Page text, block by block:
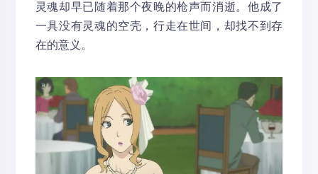
灵魂却早已随着那个夜晚的枪声而消逝。他成了
一具没有灵魂的空壳，行走在世间，却找不到存
在的意义。